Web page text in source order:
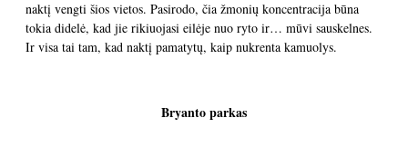
naktį vengti šios vietos. Pasirodo, čia žmonių koncentracija būna
tokia didelė, kad jie rikiuojasi eilėje nuo ryto ir… mūvi sauskelnes.
Ir visa tai tam, kad naktį pamatytų, kaip nukrenta kamuolys.
Bryanto parkas